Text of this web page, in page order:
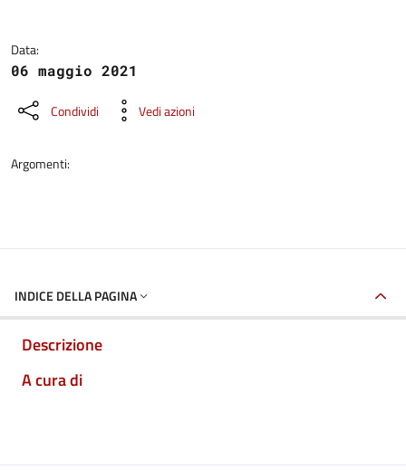
Data:
06 maggio 2021
Condividi Vedi azioni
Argomenti:
INDICE DELLA PAGINA
Descrizione
A cura di